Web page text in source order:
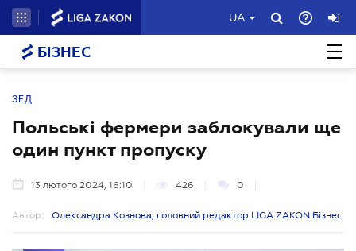
UA
БІЗНЕС
ЗЕД
Польські фермери заблокували ще
один пункт пропуску
13 лютого 2024, 16:10 426 0
Автор: Олександра Кознова, головний редактор LIGA ZAKON Бізнес